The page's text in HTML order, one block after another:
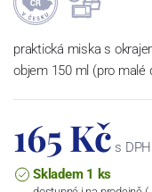
praktická miska s
objem 150 ml (pro malé
165 Kč s DPH
Skladem 1 ks